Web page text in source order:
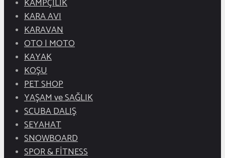
KAMPÇILIK
KARA AVI
KARAVAN
OTO | MOTO
KAYAK
KOŞU
PET SHOP
YAŞAM ve SAĞLIK
SCUBA DALIŞ
SEYAHAT
SNOWBOARD
SPOR & FİTNESS